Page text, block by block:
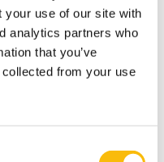
your use of our site with
analytics partners who
that you’ve
from your use